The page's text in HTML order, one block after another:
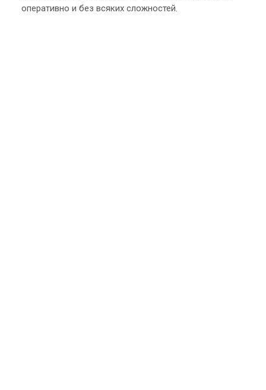
оперативно и без всяких сложностей.